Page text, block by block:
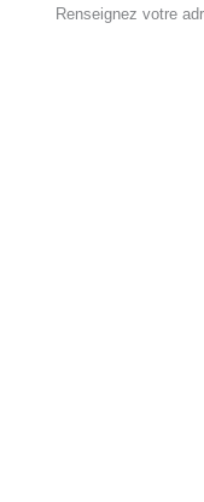
Renseignez votre